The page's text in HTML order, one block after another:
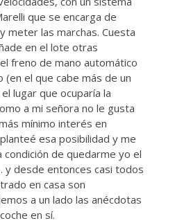
que se encarga de
meter las marchas. Cuesta
en el lote otras
freno de mano automático
el que cabe más de un
lugar que ocuparía la
a mi señora no le gusta
mínimo interés en
esa posibilidad y me
condición de quedarme yo el
y desde entonces casi todos
en casa son
a un lado las anécdotas
en sí.